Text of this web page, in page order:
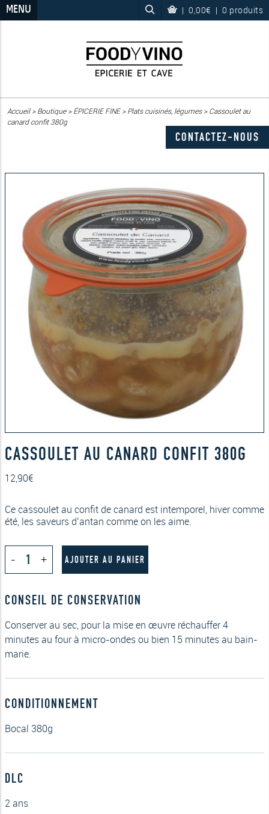
MENU | 0,00€ | 0 produits
Accueil>Boutique>ÉPICERIE FINE>Plats cuisinés, légumes>Cassoulet au
canard confit 380g
CONTACTEZ-NOUS
CASSOULET AU CANARD CONFIT 380G
12,90€
Ce cassoulet au confit de canard est intemporel, hiver comme
été, les saveurs d’antan comme on les aime.
-
quantité
de
confit
380g
+ AJOUTER AU PANIER
CONSEIL DE CONSERVATION
Conserver au sec, pour la mise en œuvre réchauffer 4
minutes au four à micro-ondes ou bien 15 minutes au bain-
marie.
CONDITIONNEMENT
Bocal 380g
DLC
2 ans